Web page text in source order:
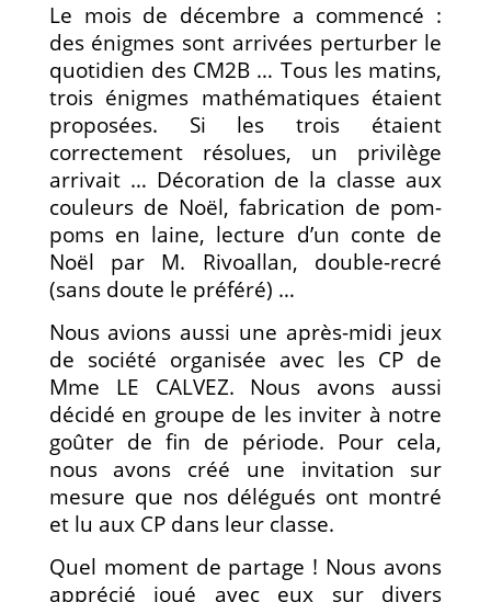
Le mois de décembre a commencé :
des énigmes sont arrivées perturber le
quotidien des CM2B … Tous les matins,
trois énigmes mathématiques étaient
proposées. Si les trois étaient
correctement résolues, un privilège
arrivait … Décoration de la classe aux
couleurs de Noël, fabrication de pom-
poms en laine, lecture d’un conte de
Noël par M. Rivoallan, double-recré
(sans doute le préféré) …
Nous avions aussi une après-midi jeux
de société organisée avec les CP de
Mme LE CALVEZ. Nous avons aussi
décidé en groupe de les inviter à notre
goûter de fin de période. Pour cela,
nous avons créé une invitation sur
mesure que nos délégués ont montré
et lu aux CP dans leur classe.
Quel moment de partage ! Nous avons
apprécié joué avec eux sur divers